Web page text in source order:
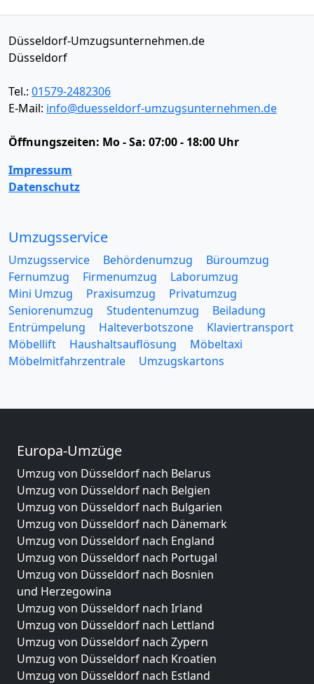
Düsseldorf-Umzugsunternehmen.de
Düsseldorf
Tel.: 01579-2482306
E-Mail: info@duesseldorf-umzugsunternehmen.de
Öffnungszeiten: Mo - Sa: 07:00 - 18:00 Uhr
Impressum
Datenschutz
Umzugsservice
Umzugsservice Behördenumzug
Büroumzug
Fernumzug
Firmenumzug
Laborumzug
Mini Umzug
Praxisumzug
Privatumzug
Seniorenumzug
Studentenumzug
Beiladung
Entrümpelung
Halteverbotszone
Klaviertransport
Möbellift
Haushaltsauflösung
Möbeltaxi
Möbelmitfahrzentrale
Umzugskartons
Europa-Umzüge
Umzug von Düsseldorf nach Belarus
Umzug von Düsseldorf nach Belgien
Umzug von Düsseldorf nach Bulgarien
Umzug von Düsseldorf nach Dänemark
Umzug von Düsseldorf nach England
Umzug von Düsseldorf nach Portugal
Umzug von Düsseldorf nach Bosnien
und Herzegowina
Umzug von Düsseldorf nach Irland
Umzug von Düsseldorf nach Lettland
Umzug von Düsseldorf nach Zypern
Umzug von Düsseldorf nach Kroatien
Umzug von Düsseldorf nach Estland